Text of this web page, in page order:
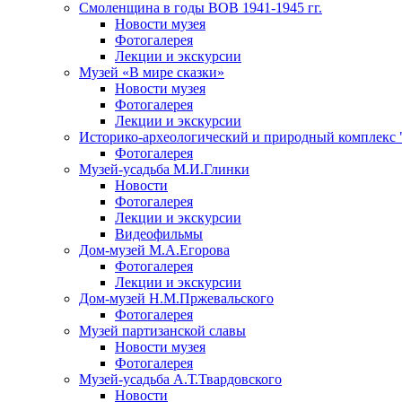
Смоленщина в годы ВОВ 1941-1945 гг.
Новости музея
Фотогалерея
Лекции и экскурсии
Музей «В мире сказки»
Новости музея
Фотогалерея
Лекции и экскурсии
Историко-археологический и природный комплекс
Фотогалерея
Музей-усадьба М.И.Глинки
Новости
Фотогалерея
Лекции и экскурсии
Видеофильмы
Дом-музей М.А.Егорова
Фотогалерея
Лекции и экскурсии
Дом-музей Н.М.Пржевальского
Фотогалерея
Музей партизанской славы
Новости музея
Фотогалерея
Музей-усадьба А.Т.Твардовского
Новости